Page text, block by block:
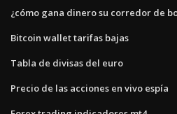
¿cómo gana dinero su corredor de
Bitcoin wallet tarifas bajas
Tabla de divisas del euro
Precio de las acciones en vivo espía